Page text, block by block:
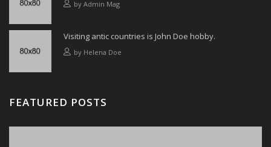
by Admin Mag
Visiting antic countries is John Doe hobby.
by Helena Doe
FEATURED POSTS